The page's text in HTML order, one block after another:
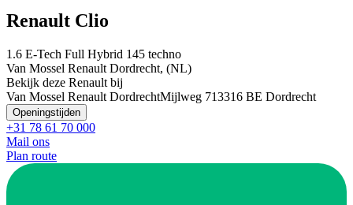
Renault Clio
1.6 E-Tech Full Hybrid 145 techno
Van Mossel Renault Dordrecht, (NL)
Bekijk deze Renault bij
Van Mossel Renault DordrechtMijlweg 713316 BE Dordrecht
Openingstijden
+31 78 61 70 000
Mail ons
Plan route